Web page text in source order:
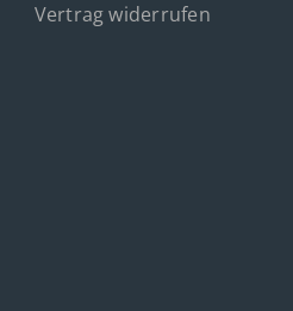
Vertrag widerrufen